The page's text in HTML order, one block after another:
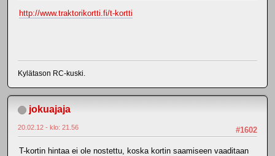
http://www.traktorikortti.fi/t-kortti
Kylätason RC-kuski.
jokuajaja
#1602
20.02.12 - klo: 21.56
T-kortin hintaa ei ole nostettu, koska kortin saamiseen vaaditaan